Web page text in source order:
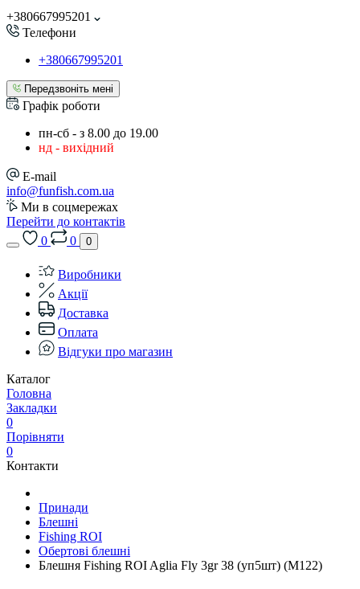
+380667995201
Телефони
+380667995201
Передзвоніть мені
Графік роботи
пн-сб - з 8.00 до 19.00
нд - вихідний
E-mail
info@funfish.com.ua
Ми в соцмережах
Перейти до контактів
0
0 0
Виробники
Акції
Доставка
Оплата
Відгуки про магазин
Каталог
Головна
Закладки
0
Порівняти
0
Контакти
Принади
Блешні
Fishing ROI
Обертові блешні
Блешня Fishing ROI Aglia Fly 3gr 38 (уп5шт) (M122)